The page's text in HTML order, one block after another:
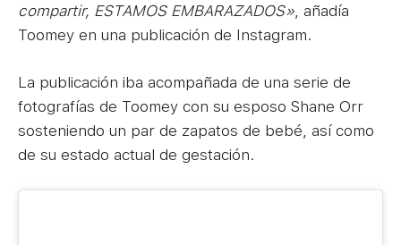
compartir, ESTAMOS EMBARAZADOS» , añadía
Toomey en una publicación de Instagram.
La publicación iba acompañada de una serie de
fotografías de Toomey con su esposo Shane Orr
sosteniendo un par de zapatos de bebé, así como
de su estado actual de gestación.